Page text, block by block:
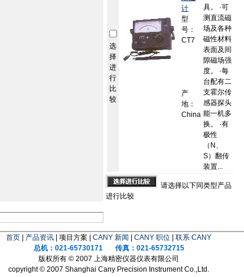
选
择
进
行
比
较
计
型
号：
CT7
产
地：
China
具。 ·可
测直流磁
场及各种
磁性材料
表面及间
隙磁场强
度。 ·每
台配有二
支霍尔传
感器探头
能一机多
换。 ·有
极性
（N、
S）翻传
装置...
请选择以下同类型产品
进行比较
首页 产品资讯 | 项目方案 | CANY 新闻 CANY 职位
联系 CANY
总机：021-65730171 传真：021-65732715
版权所有 © 2007 上海精密仪器仪表有限公司
copyright © 2007 Shanghai Cany Precision Instrument Co.,Ltd.